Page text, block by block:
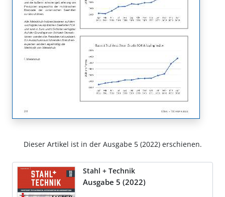
Dieser Artikel ist in der Ausgabe 5 (2022) erschienen.
Stahl + Technik
Ausgabe 5 (2022)